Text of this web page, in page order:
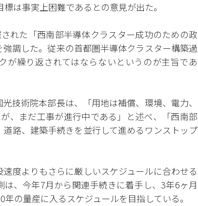
は事実上困難であるとの意見が出た。
れた「西南部半導体クラスター成功のための政
調した。従来の首都圏半導体クラスター構築過
が繰り返されてはならないというのが主旨であ
光技術院本部長は、「用地は補償、環境、電力、
、まだ工事が進行中である」と述べ、「西南部
路、建築手続きを並行して進めるワンストップ
度よりもさらに厳しいスケジュールに合わせる
、今年7月から関連手続きに着手し、3年6ヶ月
の量産に入るスケジュールを目指している。